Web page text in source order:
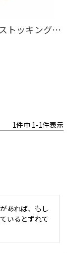
トッキングハ
ィース
1件中 1-1件表示
あれば、もし
いるとずれて